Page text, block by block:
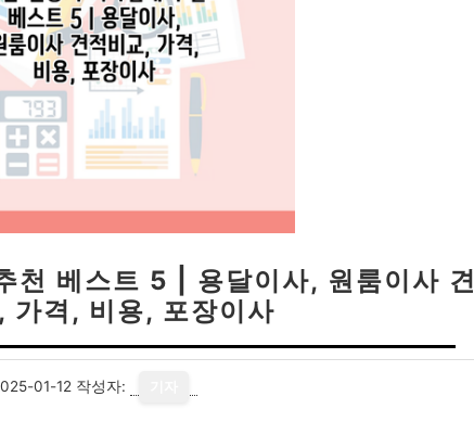
천 베스트 5 | 용달이사, 원룸이사 견
가격, 비용, 포장이사
01-12 작성자: